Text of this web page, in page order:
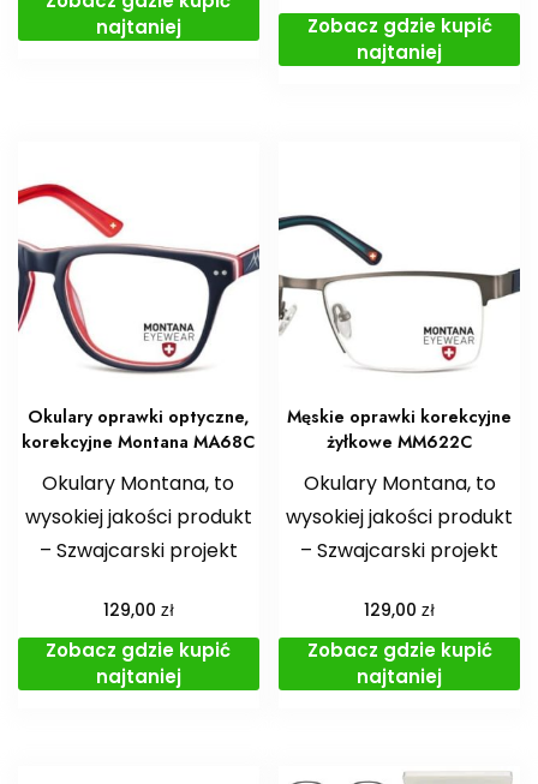
najtaniej
Zobacz gdzie kupić
najtaniej
Okulary oprawki optyczne,
korekcyjne Montana MA68C
Okulary Montana, to
wysokiej jakości produkt
– Szwajcarski projekt
129,00 zł
Zobacz gdzie kupić
najtaniej
Męskie oprawki korekcyjne
żyłkowe MM622C
Okulary Montana, to
wysokiej jakości produkt
– Szwajcarski projekt
129,00zł
Zobacz gdzie kupić
najtaniej